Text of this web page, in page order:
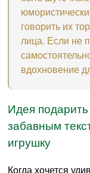
говорить их
лица. Если не
вдохновение
Идея
забавным
игрушку
Когда хочется